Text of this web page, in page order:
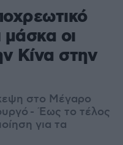
οι
Κίνα στην
στο Μέγαρο
- Έως το τέλος
για τα